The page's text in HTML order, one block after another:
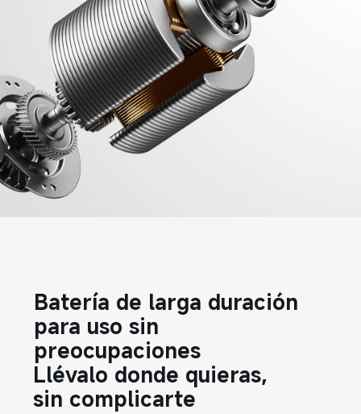
Batería de larga duración
para uso sin
preocupaciones
Llévalo donde quieras,
sin complicarte